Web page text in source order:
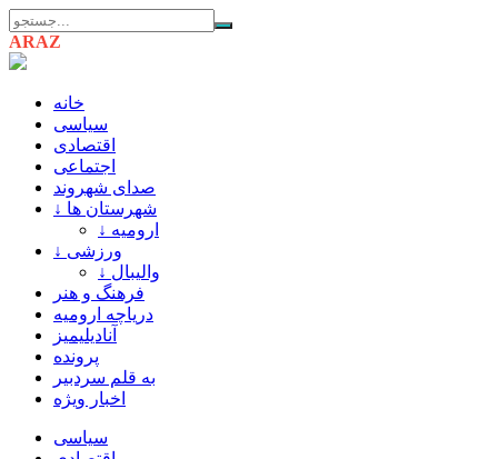
ARAZ
خانه
سیاسی
اقتصادی
اجتماعی
صدای شهروند
↓ شهرستان ها
↓ ارومیه
↓ ورزشی
↓ والیبال
فرهنگ و هنر
دریاچه ارومیه
آنادیلیمیز
پرونده
به قلم سردبیر
اخبار ویژه
سیاسی